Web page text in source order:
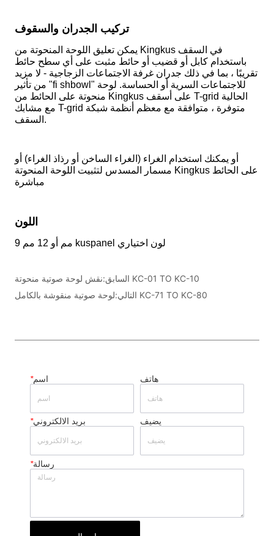
السابق: نقش لوحة صوتية منحوتة KC-01 TO KC-10
التالي: لوحة صوتية منقوشة بالكامل KC-71 TO KC-80
*اسم هاتف
*بريد الالكتروني يضيف
*رسالة